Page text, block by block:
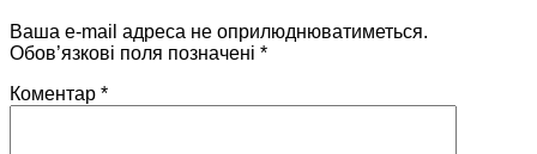
Ваша e-mail адреса не оприлюднюватиметься.
Обов’язкові поля позначені *
Коментар *